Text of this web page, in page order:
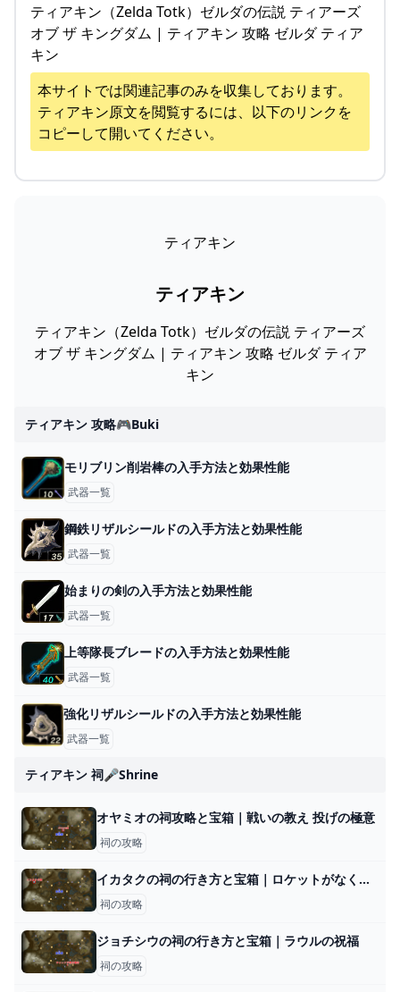
ティアキン（Zelda Totk）ゼルダの伝説 ティアーズ
オブ ザ キングダム | ティアキン 攻略 ゼルダ ティア
キン
本サイトでは関連記事のみを収集しております。
ティアキン原文を閲覧するには、以下のリンクを
コピーして開いてください。
ティアキン
ティアキン
ティアキン（Zelda Totk）ゼルダの伝説 ティアーズ
オブ ザ キングダム | ティアキン 攻略 ゼルダ ティア
キン
ティアキン 攻略🎮buki
モリブリン削岩棒の入手方法と効果性能
武器一覧
鋼鉄リザルシールドの入手方法と効果性能
武器一覧
始まりの剣の入手方法と効果性能
武器一覧
上等隊長ブレードの入手方法と効果性能
武器一覧
強化リザルシールドの入手方法と効果性能
武器一覧
ティアキン 祠🎤shrine
オヤミオの祠攻略と宝箱｜戦いの教え 投げの極意
祠の攻略
イカタクの祠の行き方と宝箱｜ロケットがなくなったら？
祠の攻略
ジョチシウの祠の行き方と宝箱｜ラウルの祝福
祠の攻略